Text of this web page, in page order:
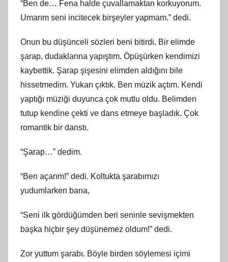
“Ben de… Fena halde çuvallamaktan korkuyorum.
Umarım seni incitecek birşeyler yapmam.” dedi.
Onun bu düşünceli sözleri beni bitirdi. Bir elimde
şarap, dudaklarına yapıştım. Öpüşürken kendimizi
kaybettik. Şarap şişesini elimden aldığını bile
hissetmedim. Yukarı çıktık. Ben müzik açtım. Kendi
yaptığı müziği duyunca çok mutlu oldu. Belimden
tutup kendine çekti ve dans etmeye başladık. Çok
romantik bir danstı.
“Şarap…” dedim.
“Ben açarım!” dedi. Koltukta şarabımızı
yudumlarken bana,
“Seni ilk gördüğümden beri seninle sevişmekten
başka hiçbir şey düşünemez oldum!” dedi.
Zor yuttum şarabı. Böyle birden söylemesi içimi